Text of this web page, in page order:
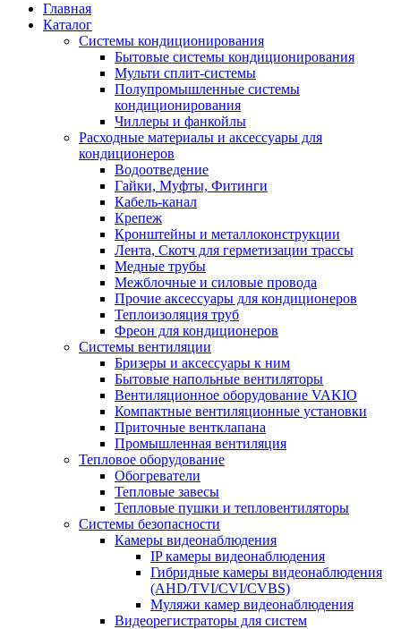
Главная
Каталог
Системы кондиционирования
Бытовые системы кондиционирования
Мульти сплит-системы
Полупромышленные системы
кондиционирования
Чиллеры и фанкойлы
Расходные материалы и аксессуары для
кондиционеров
Водоотведение
Гайки, Муфты, Фитинги
Кабель-канал
Крепеж
Кронштейны и металлоконструкции
Лента, Скотч для герметизации трассы
Медные трубы
Межблочные и силовые провода
Прочие аксессуары для кондиционеров
Теплоизоляция труб
Фреон для кондиционеров
Системы вентиляции
Бризеры и аксессуары к ним
Бытовые напольные вентиляторы
Вентиляционное оборудование VAKIO
Компактные вентиляционные установки
Приточные вентклапана
Промышленная вентиляция
Тепловое оборудование
Обогреватели
Тепловые завесы
Тепловые пушки и тепловентиляторы
Системы безопасности
Камеры видеонаблюдения
IP камеры видеонаблюдения
Гибридные камеры видеонаблюдения
(AHD/TVI/CVI/CVBS)
Муляжи камер видеонаблюдения
Видеорегистраторы для систем